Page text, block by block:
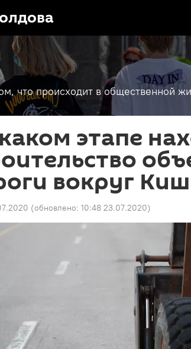
что происходит в общественной
этапе
вокруг
(обновлено: 10:48 23.07.2020)